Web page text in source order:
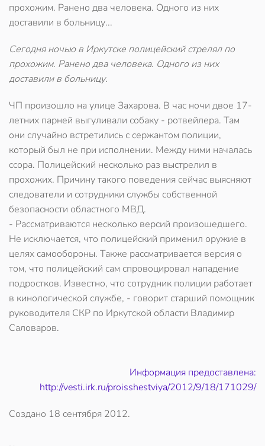
прохожим. Ранено два человека. Одного из них
доставили в больницу...
Сегодня ночью в Иркутске полицейский стрелял по
прохожим. Ранено два человека. Одного из них
доставили в больницу.
ЧП произошло на улице Захарова. В час ночи двое 17-
летних парней выгуливали собаку - ротвейлера. Там
они случайно встретились с сержантом полиции,
который был не при исполнении. Между ними началась
ссора. Полицейский несколько раз выстрелил в
прохожих. Причину такого поведения сейчас выясняют
следователи и сотрудники службы собственной
безопасности областного МВД.
- Рассматриваются несколько версий произошедшего.
Не исключается, что полицейский применил оружие в
целях самообороны. Также рассматривается версия о
том, что полицейский сам спровоцировал нападение
подростков. Известно, что сотрудник полиции работает
в кинологической службе, - говорит старший помощник
руководителя СКР по Иркутской области Владимир
Саловаров.
Информация предоставлена:
http://vesti.irk.ru/proisshestviya/2012/9/18/171029/
Создано 18 сентября 2012.